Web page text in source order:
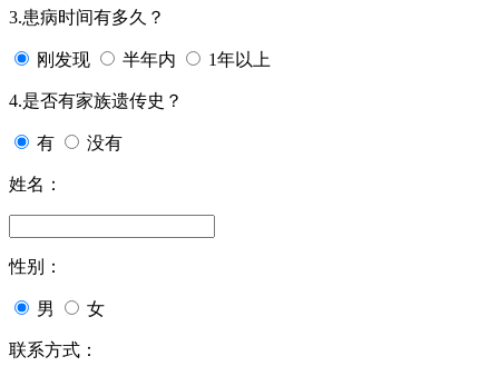
3.患病时间有多久？
刚发现 半年内 1年以上
4.是否有家族遗传史？
有 没有
姓名：
性别：
男 女
联系方式：